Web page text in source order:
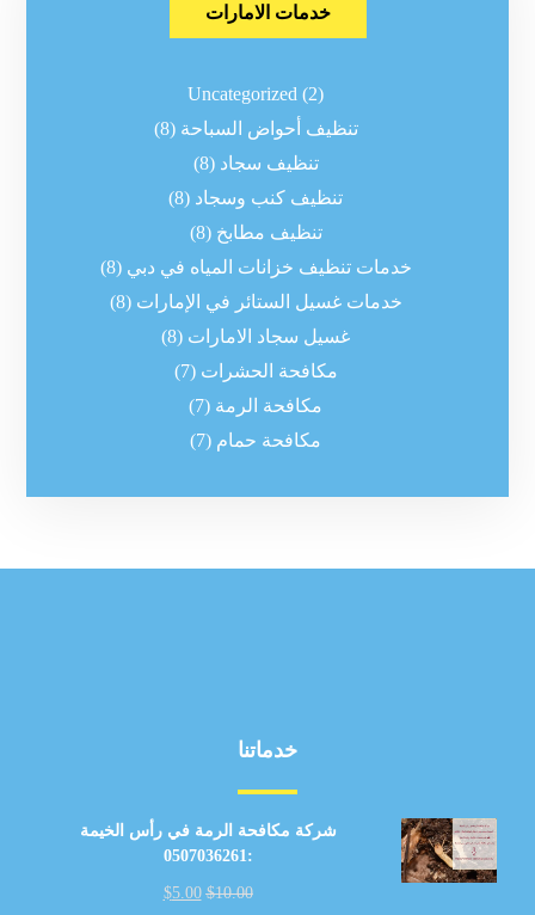
خدمات الامارات
Uncategorized (2)
تنظيف أحواض السباحة (8)
تنظيف سجاد (8)
تنظيف كنب وسجاد (8)
تنظيف مطابخ (8)
خدمات تنظيف خزانات المياه في دبي (8)
خدمات غسيل الستائر في الإمارات (8)
غسيل سجاد الامارات (8)
مكافحة الحشرات (7)
مكافحة الرمة (7)
مكافحة حمام (7)
خدماتنا
شركة مكافحة الرمة في رأس الخيمة
:0507036261
$10.00
$5.00